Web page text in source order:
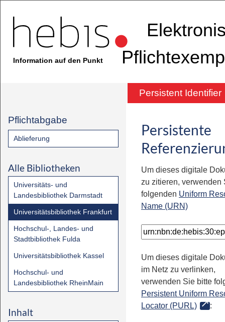
Information auf den Punkt
Persistent Identifier
Pflichtabgabe
Ablieferung
Alle Bibliotheken
Universitäts- und
Landesbibliothek Darmstadt
Universitätsbibliothek Frankfurt
Hochschul-, Landes- und
Stadtbibliothek Fulda
Universitätsbibliothek Kassel
Hochschul- und
Landesbibliothek RheinMain
Inhalt
Persistente
Um dieses digitale
zu zitieren, verwenden
folgenden Uniform
Name (URN)
Um dieses digitale
im Netz zu verlinken,
verwenden Sie bitte
Persistent Uniform
Locator (PURL)
: